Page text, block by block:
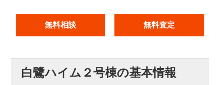
無料相談 無料査定
白鷺ハイム２号棟の基本情報